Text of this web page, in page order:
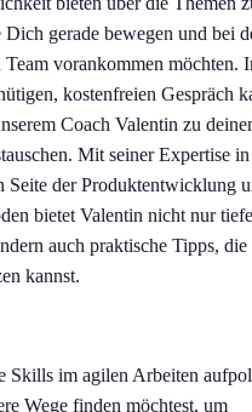
Dich gerade bewegen und bei
vorankommen möchten.
kostenfreien Gespräch
Coach Valentin zu
Mit seiner Expertise
Seite der Produktentwicklung
bietet Valentin nicht nur tiefe
auch praktische Tipps, die
kannst.
Skills im agilen Arbeiten
Wege finden möchtest, um